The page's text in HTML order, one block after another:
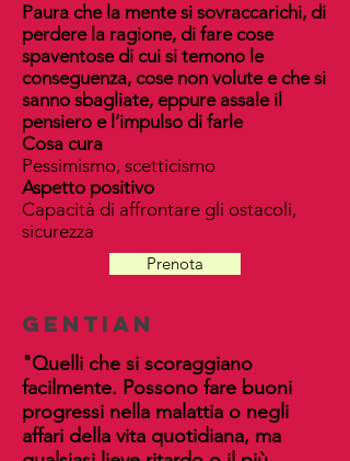
Paura che la mente si sovraccarichi, di
perdere la ragione, di fare cose
spaventose di cui si temono le
conseguenza, cose non volute e che si
sanno sbagliate, eppure assale il
pensiero e l’impulso di farle
Cosa cura
Pessimismo, scetticismo
Aspetto positivo
Capacità di affrontare gli ostacoli,
sicurezza
Prenota
gentian
"Quelli che si scoraggiano
facilmente. Possono fare buoni
progressi nella malattia o negli
affari della vita quotidiana, ma